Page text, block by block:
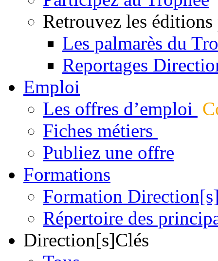
Retrouvez les éditions
Les palmarès du
Reportages
Emploi
Les offres d’emploi
Fiches métiers
Publiez une offre
Formations
Formation
Répertoire des
Direction[s]Clés